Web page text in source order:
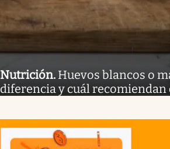
Nutrición. Huevos blancos o
diferencia y cuál